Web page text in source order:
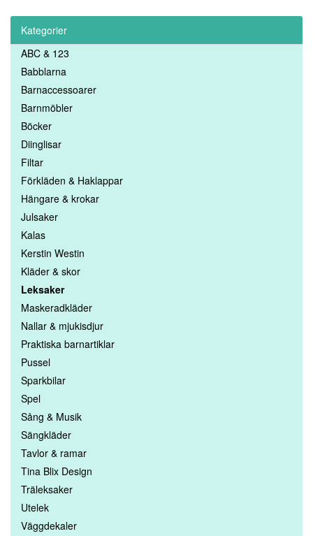
Kategorier
ABC & 123
Babblarna
Barnaccessoarer
Barnmöbler
Böcker
Diinglisar
Filtar
Förkläden & Haklappar
Hängare & krokar
Julsaker
Kalas
Kerstin Westin
Kläder & skor
Leksaker
Maskeradkläder
Nallar & mjukisdjur
Praktiska barnartiklar
Pussel
Sparkbilar
Spel
Sång & Musik
Sängkläder
Tavlor & ramar
Tina Blix Design
Träleksaker
Utelek
Väggdekaler